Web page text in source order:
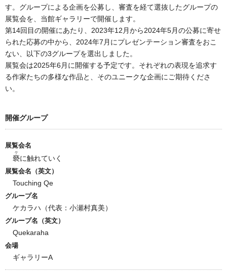
す。グループによる企画を公募し、審査を経て選抜したグループの
展覧会を、当館ギャラリーで開催します。
第14回目の開催にあたり、2023年12月から2024年5月の公募に寄せ
られた応募の中から、2024年7月にプレゼンテーション審査をおこ
ない、以下の3グループを選出しました。
展覧会は2025年6月に開催する予定です。それぞれの表現を追求す
る作家たちの多様な作品と、そのユニークな企画にご期待くださ
い。
開催グループ
展覧会名
褻
ケ
に触れていく
展覧会名（英文）
Touching Qe
グループ名
ケカラハ（代表：小瀬村真美）
グループ名（英文）
Quekaraha
会場
ギャラリーA